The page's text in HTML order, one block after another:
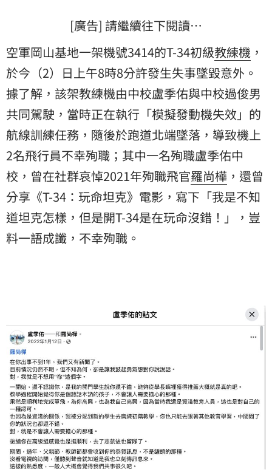
[廣告] 請繼續往下閱讀…
空軍岡山基地一架機號3414的T-34初級教練機 ，
於今（2）日上午8時8分許發生失事墜毀意外。
據了解，該架教練機由中校盧季佑與中校過俊男
共同駕駛，當時正在執行「模擬發動機失效」的
航線訓練任務，隨後於跑道北端墜落，導致機上
2名飛行員不幸殉職；其中一名殉職盧季佑中
校，曾在社群哀悼2021年殉職飛官羅尚樺 ，還曾
分享《T-34：玩命坦克》電影，寫下「我是不知
道坦克怎樣，但是開T-34是在玩命沒錯！」，豈
料一語成讖，不幸殉職。